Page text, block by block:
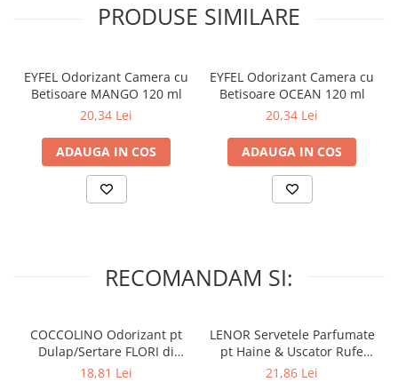
PRODUSE SIMILARE
EYFEL Odorizant Camera cu
Betisoare MANGO 120 ml
20,34 Lei
ADAUGA IN COS
EYFEL Odorizant Camera cu
Betisoare OCEAN 120 ml
20,34 Lei
ADAUGA IN COS
RECOMANDAM SI:
COCCOLINO Odorizant pt
Dulap/Sertare FLORI di
PRIMAVERA 3 buc
18,81 Lei
LENOR Servetele Parfumate
pt Haine & Uscator Rufe
SPRING AWAKENING 34 buc
21,86 Lei